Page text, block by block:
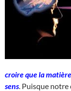
croire que la
sens. Puisque notre